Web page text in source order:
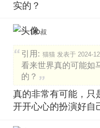
实的？
DD叔
引用: 猫猫 发表于 2024-
看来世界真的可能如
的？
真的非常有可能，只
开开心心的扮演好自